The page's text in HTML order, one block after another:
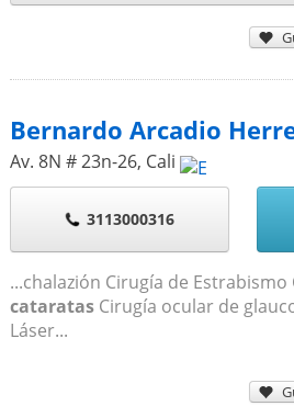
Bernardo Arcadio
Av. 8N # 23n-26, Cali
3113000316
...chalazión Cirugía de
cataratasCirugía ocular de
Láser...